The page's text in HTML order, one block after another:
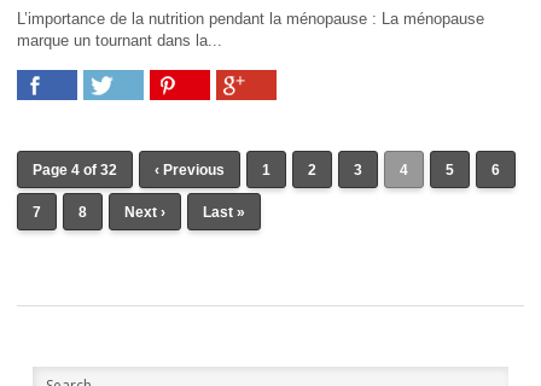
L’importance de la nutrition pendant la ménopause : La ménopause
marque un tournant dans la...
Page 4 of 32 ‹ Previous 1 2 3 4 5 6
7 8 Next › Last »